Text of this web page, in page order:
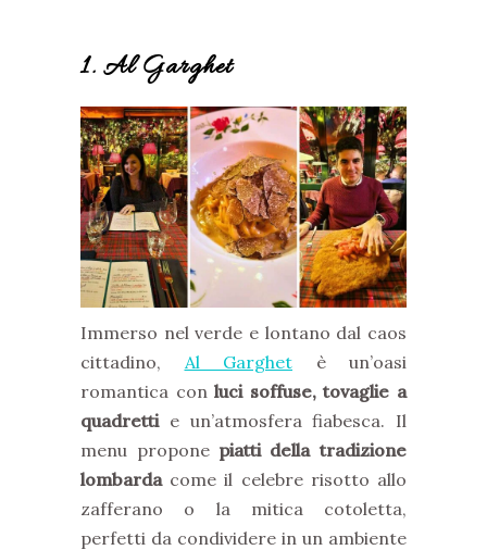
1. Al Garghet
Immerso nel verde e lontano dal caos
cittadino, Al Garghet
è un’oasi
romantica conluci soffuse, tovaglie a
quadrettie un’atmosfera fiabesca. Il
menu propone piatti della tradizione
lombardacome il celebre risotto allo
zafferano o la mitica cotoletta,
perfetti da condividere in un ambiente